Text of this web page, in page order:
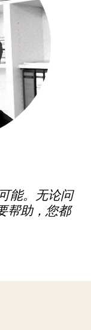
能。无论问
帮助，您都